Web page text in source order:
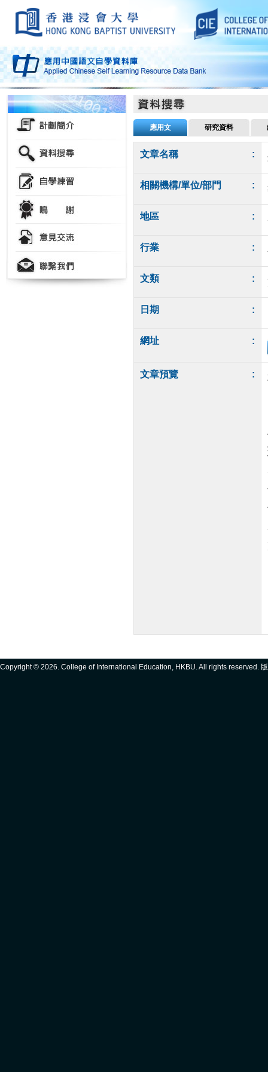
應用文 研究資料
文章名稱 :
相關機構/單位/部門 :
地區 :
行業 :
文類 :
日期 :
網址 :
文章預覽 :
Copyright © 2026. College of International Education, HKBU. All rights reserved.